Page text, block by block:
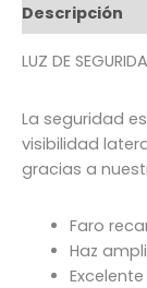
Descripción
LUZ DE
La seguridad
visibilidad
gracias a
Faro
Haz